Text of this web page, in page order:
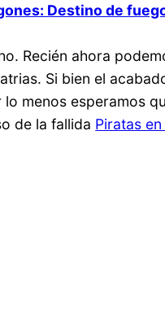
Destino de
Recién ahora
Si bien el
menos esperamos
de la fallida Piratas